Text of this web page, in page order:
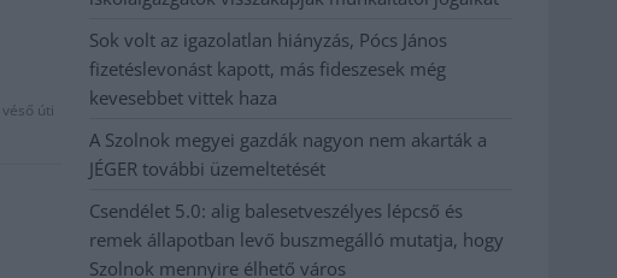
véső úti
Sok volt az igazolatlan hiányzás, Pócs János
fizetéslevonást kapott, más fideszesek még
kevesebbet vittek haza
A Szolnok megyei gazdák nagyon nem akarták a
JÉGER további üzemeltetését
Csendélet 5.0: alig balesetveszélyes lépcső és
remek állapotban levő buszmegálló mutatja, hogy
Szolnok mennyire élhető város